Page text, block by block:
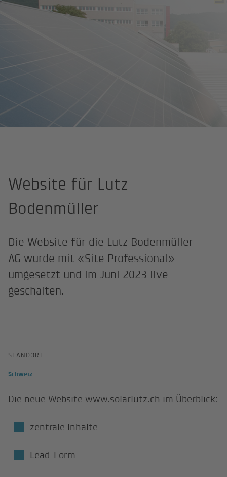
Website für Lutz
Bodenmüller
Die Website für die Lutz Bodenmüller
AG wurde mit «Site Professional»
umgesetzt und im Juni 2023 live
geschalten.
STANDORT
Schweiz
Die neue Website www.solarlutz.ch im Überblick:
zentrale Inhalte
Lead-Form